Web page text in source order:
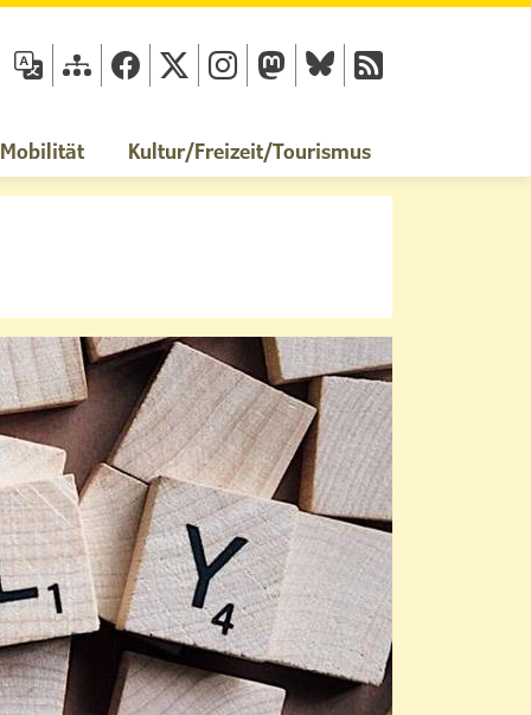
Kultur/Freizeit/Tourismus